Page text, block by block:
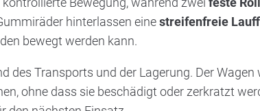
hinterlassen einestreifenfreie
bewegt werden kann.
des Transports und der Lagerung. Der
ohne dass sie beschädigt oder zerkratzt